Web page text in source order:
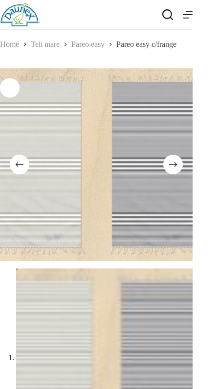
Salta
al
contenuto
Home Teli mare Pareo easy Pareo easy c/frange